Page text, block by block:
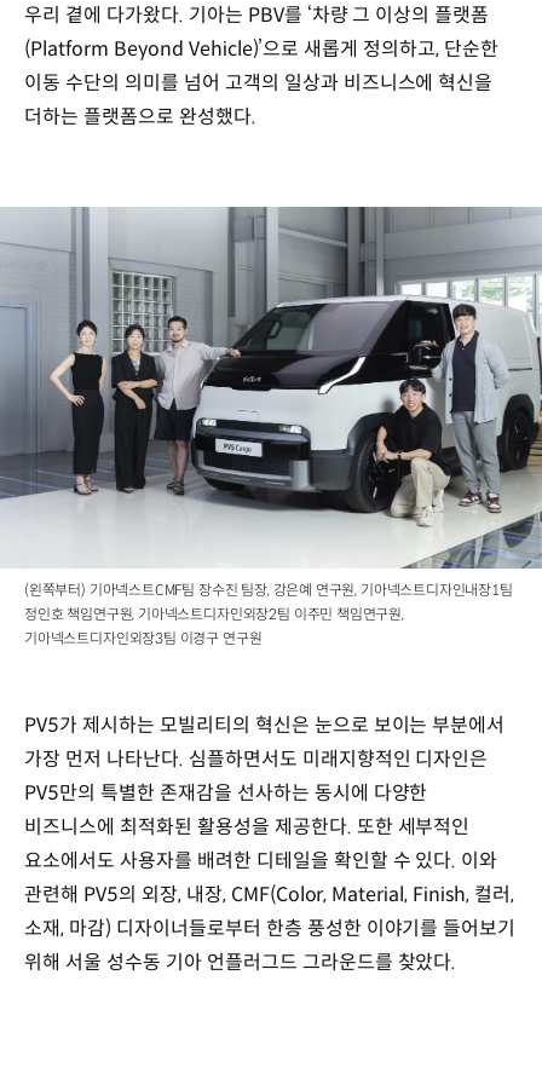
우리 곁에 다가왔다. 기아는 PBV를 ‘차량 그 이상의 플랫폼
(Platform Beyond Vehicle)’으로 새롭게 정의하고, 단순한
이동 수단의 의미를 넘어 고객의 일상과 비즈니스에 혁신을
더하는 플랫폼으로 완성했다.
(왼쪽부터) 기아넥스트CMF팀 장수진 팀장, 강은예 연구원, 기아넥스트디자인내장1팀
정인호 책임연구원, 기아넥스트디자인외장2팀 이주민 책임연구원,
기아넥스트디자인외장3팀 이경구 연구원
PV5가 제시하는 모빌리티의 혁신은 눈으로 보이는 부분에서
가장 먼저 나타난다. 심플하면서도 미래지향적인 디자인은
PV5만의 특별한 존재감을 선사하는 동시에 다양한
비즈니스에 최적화된 활용성을 제공한다. 또한 세부적인
요소에서도 사용자를 배려한 디테일을 확인할 수 있다. 이와
관련해 PV5의 외장, 내장, CMF(Color, Material, Finish, 컬러,
소재, 마감) 디자이너들로부터 한층 풍성한 이야기를 들어보기
위해 서울 성수동 기아 언플러그드 그라운드를 찾았다.